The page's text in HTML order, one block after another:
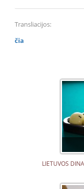
Transliacijos:
čia
LIETUVOS